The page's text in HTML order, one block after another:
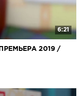
6:21
2019 /